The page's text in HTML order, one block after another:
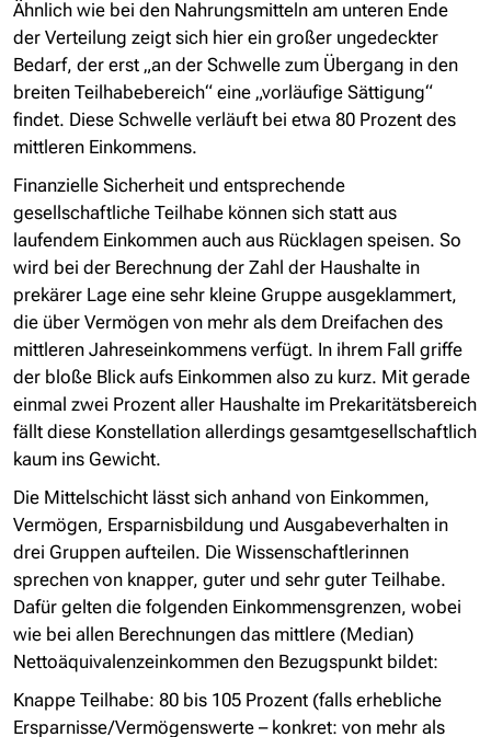
Ähnlich wie bei den Nahrungsmitteln am unteren Ende
der Verteilung zeigt sich hier ein großer ungedeckter
Bedarf, der erst „an der Schwelle zum Übergang in den
breiten Teilhabebereich“ eine „vorläufige Sättigung“
findet. Diese Schwelle verläuft bei etwa 80 Prozent des
mittleren Einkommens.
Finanzielle Sicherheit und entsprechende
gesellschaftliche Teilhabe können sich statt aus
laufendem Einkommen auch aus Rücklagen speisen. So
wird bei der Berechnung der Zahl der Haushalte in
prekärer Lage eine sehr kleine Gruppe ausgeklammert,
die über Vermögen von mehr als dem Dreifachen des
mittleren Jahreseinkommens verfügt. In ihrem Fall griffe
der bloße Blick aufs Einkommen also zu kurz. Mit gerade
einmal zwei Prozent aller Haushalte im Prekaritätsbereich
fällt diese Konstellation allerdings gesamtgesellschaftlich
kaum ins Gewicht.
Die Mittelschicht lässt sich anhand von Einkommen,
Vermögen, Ersparnisbildung und Ausgabeverhalten in
drei Gruppen aufteilen. Die Wissenschaftlerinnen
sprechen von knapper, guter und sehr guter Teilhabe.
Dafür gelten die folgenden Einkommensgrenzen, wobei
wie bei allen Berechnungen das mittlere (Median)
Nettoäquivalenzeinkommen den Bezugspunkt bildet:
Knappe Teilhabe: 80 bis 105 Prozent (falls erhebliche
Ersparnisse/Vermögenswerte – konkret: von mehr als